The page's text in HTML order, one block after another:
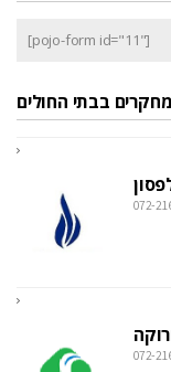
[pojo-form id="11"]
בבתי החולים
072-
072-